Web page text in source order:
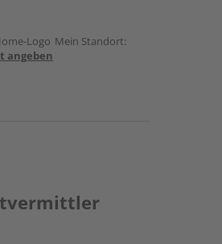
Mein Standort:
angeben